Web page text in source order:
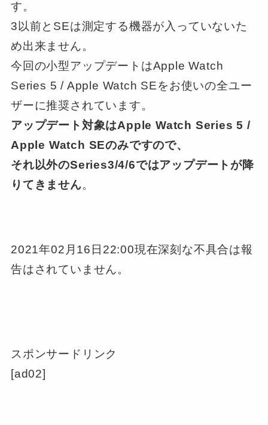
す。
3以前とSEは測定する機器が入っていないた
め出来ません。
今回の小型アップデートはApple Watch
Series 5 / Apple Watch SEをお使いの全ユー
ザーに推奨されています。
アップデート対象はApple Watch Series 5 /
Apple Watch SEのみですので、
それ以外のSeries3/4/6ではアップデートが降
りてきません。
2021年02月16日22:00現在深刻な不具合は報
告はされていません。
スポンサードリンク
[ad02]